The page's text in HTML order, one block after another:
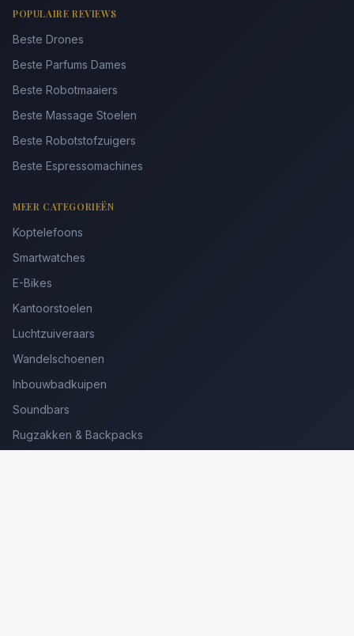
POPULAIRE REVIEWS
Beste Drones
Beste Parfums Dames
Beste Robotmaaiers
Beste Massage Stoelen
Beste Robotstofzuigers
Beste Espressomachines
MEER CATEGORIEËN
Koptelefoons
Smartwatches
E-Bikes
Kantoorstoelen
Luchtzuiveraars
Wandelschoenen
Inbouwbadkuipen
Soundbars
Rugzakken & Backpacks